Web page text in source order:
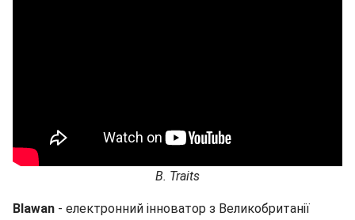
B. Traits
Blawan - електронний інноватор з Великобританії